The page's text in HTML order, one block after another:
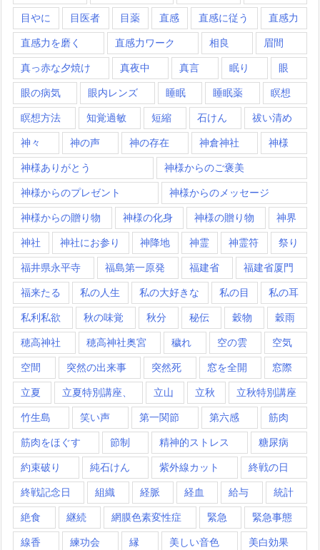
目やに 目医者 目薬 直感 直感に従う 直感力
直感力を磨く 直感力ワーク 相良 眉間
真っ赤な夕焼け 真夜中 真言 眠り 眼
眼の病気 眼内レンズ 睡眠 睡眠薬 瞑想
瞑想方法 知覚過敏 短縮 石けん 祓い清め
神々 神の声 神の存在 神倉神社 神様
神様ありがとう 神様からのご褒美
神様からのプレゼント 神様からのメッセージ
神様からの贈り物 神様の化身 神様の贈り物 神界
神社 神社にお参り 神降地 神霊 神霊符 祭り
福井県永平寺 福島第一原発 福建省 福建省厦門
福来たる 私の人生 私の大好きな 私の目 私の耳
私利私欲 秋の味覚 秋分 秘伝 穀物 穀雨
穂高神社 穂高神社奥宮 穢れ 空の雲 空気
空間 突然の出来事 突然死 窓を全開 窓際
立夏 立夏特別講座、 立山 立秋 立秋特別講座
竹生島 笑い声 第一関節 第六感 筋肉
筋肉をほぐす 節制 精神的ストレス 糖尿病
約束破り 純石けん 紫外線カット 終戦の日
終戦記念日 組織 経脈 経血 給与 統計
絶食 継続 網膜色素変性症 緊急 緊急事態
線香 練功会 縁 美しい音色 美白効果